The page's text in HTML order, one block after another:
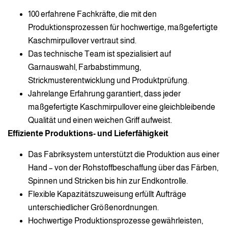
100 erfahrene Fachkräfte, die mit den
Produktionsprozessen für hochwertige, maßgefertigte
Kaschmirpullover vertraut sind.
Das technische Team ist spezialisiert auf
Garnauswahl, Farbabstimmung,
Strickmusterentwicklung und Produktprüfung.
Jahrelange Erfahrung garantiert, dass jeder
maßgefertigte Kaschmirpullover eine gleichbleibende
Qualität und einen weichen Griff aufweist.
Effiziente Produktions- und Lieferfähigkeit
Das Fabriksystem unterstützt die Produktion aus einer
Hand – von der Rohstoffbeschaffung über das Färben,
Spinnen und Stricken bis hin zur Endkontrolle.
Flexible Kapazitätszuweisung erfüllt Aufträge
unterschiedlicher Größenordnungen.
Hochwertige Produktionsprozesse gewährleisten,